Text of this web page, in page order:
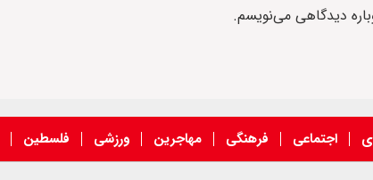
دیدگاهی می‌نویسم.
اجتماعی فرهنگی مهاجرین ورزشی فلسطین